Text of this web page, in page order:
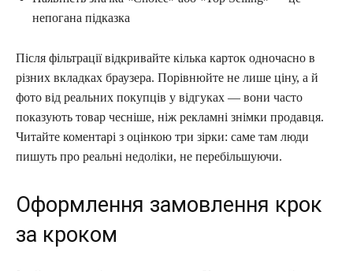
непогана підказка
Після фільтрації відкривайте кілька карток одночасно в
різних вкладках браузера. Порівнюйте не лише ціну, а й
фото від реальних покупців у відгуках — вони часто
показують товар чесніше, ніж рекламні знімки продавця.
Читайте коментарі з оцінкою три зірки: саме там люди
пишуть про реальні недоліки, не перебільшуючи.
Оформлення замовлення крок
за кроком